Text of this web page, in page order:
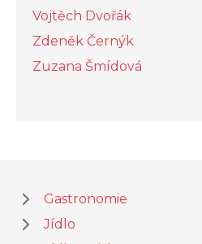
Vojtěch Dvořák
Zdeněk Černýk
Zuzana Šmídová
Gastronomie
Jídlo